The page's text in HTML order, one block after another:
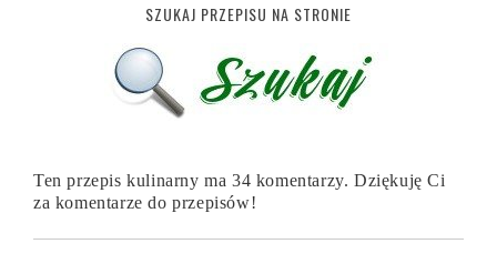
SZUKAJ PRZEPISU NA STRONIE
Ten przepis kulinarny ma 34 komentarzy. Dziękuję Ci
za komentarze do przepisów!